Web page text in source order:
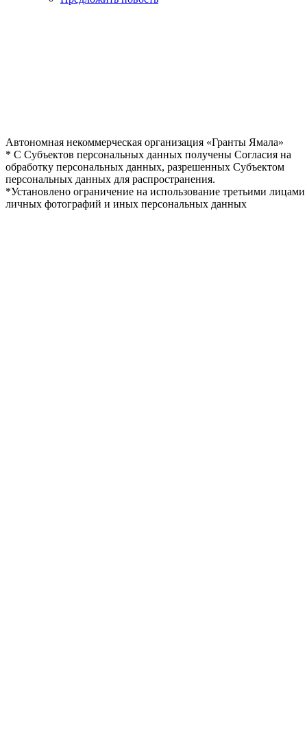
Автономная некоммерческая организация «Гранты Ямала»
* С Субъектов персональных данных получены Согласия на
обработку персональных данных, разрешенных Субъектом
персональных данных для распространения.
*Установлено ограничение на использование третьими лицами
личных фотографий и иных персональных данных